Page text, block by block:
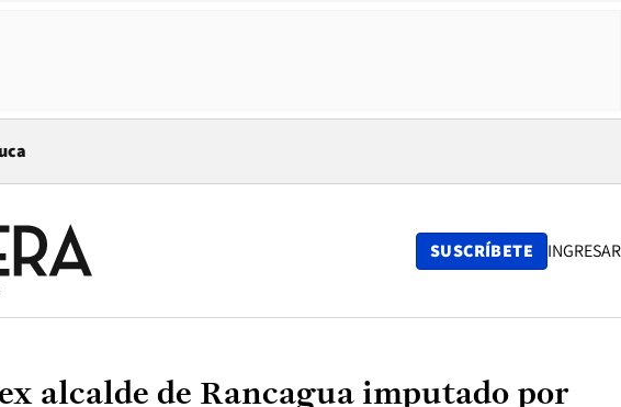
in new window
SUSCRÍBETE INGRESAR
alcalde de Rancagua imputado por